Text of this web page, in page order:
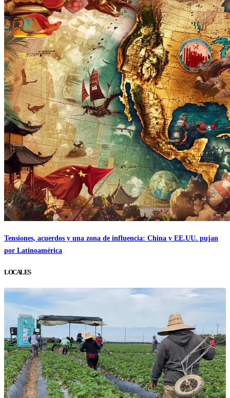
Tensiones, acuerdos y una zona de influencia: China y EE.UU. pujan
por Latinoamérica
LOCALES